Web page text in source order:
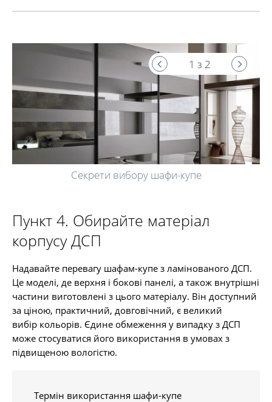
Секрети вибору шафи-купе
1 з 2
Пункт 4. Обирайте матеріал
корпусу ДСП
Надавайте перевагу шафам-купе з ламінованого ДСП.
Це моделі, де верхня і бокові панелі, а також внутрішні
частини виготовлені з цього матеріалу. Він доступний
за ціною, практичний, довговічний, є великий
вибір кольорів. Єдине обмеження у випадку з ДСП
може стосуватися його використання в умовах з
підвищеною вологістю.
Термін використання шафи-купе